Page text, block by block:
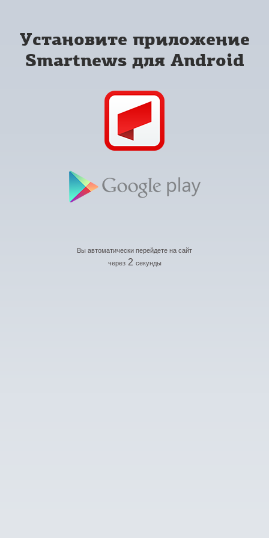
Установите приложение
Smartnews для Android
Вы автоматически перейдете на сайт
через 2 секунды